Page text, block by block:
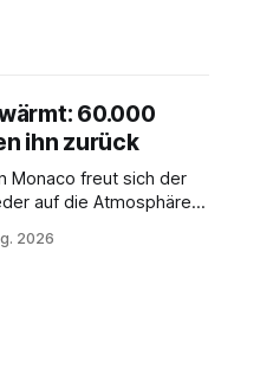
60.000
ihn zurück
Monaco freut sich der
auf die Atmosphäre in
2026